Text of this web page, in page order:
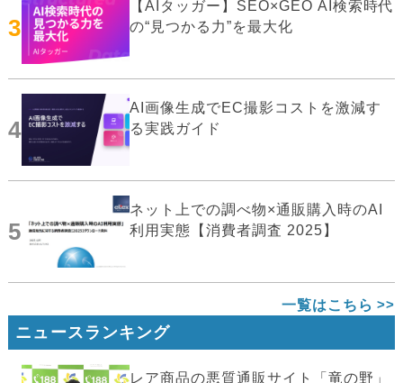
3
【AIタッガー】SEO×GEO AI検索時代
の“見つかる力”を最大化
4
AI画像生成でEC撮影コストを激減す
る実践ガイド
5
ネット上での調べ物×通販購入時のAI
利用実態【消費者調査 2025】
一覧はこちら
ニュースランキング
レア商品の悪質通販サイト「竜の野」